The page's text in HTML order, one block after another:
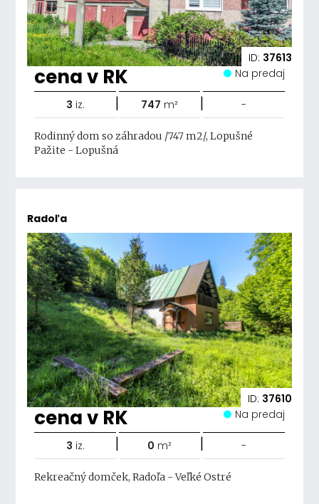
ID: 37613
cena v RK Na predaj
3 iz. | 747 m² | -
Rodinný dom so záhradou /747 m2/, Lopušné
Pažite - Lopušná
Radoľa
ID: 37610
cena v RK Na predaj
3 iz. | 0 m² | -
Rekreačný domček, Radoľa - Veľké Ostré